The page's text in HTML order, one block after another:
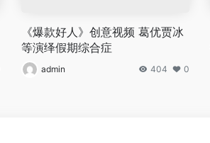
《爆款好人》创意视频 葛优贾冰
等演绎假期综合症
admin 404 0